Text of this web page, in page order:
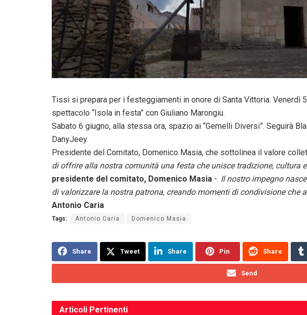
Tissi si prepara per i festeggiamenti in onore di Santa Vittoria. Venerdì
spettacolo “Isola in festa” con Giuliano Marongiu.
Sabato 6 giugno, alla stessa ora, spazio ai “Gemelli Diversi”. Seguirà
DanyJeey.
Presidente del Comitato, Domenico Masia, che sottolinea il valore
di offrire alla nostra comunità una festa che unisce tradizione, cultura
presidente del comitato, Domenico Masia -. Il nostro impegno
di valorizzare la nostra patrona, creando momenti di condivisione che
Antonio Caria
Tags: Antonio Caria Domenico Masia
Share Tweet Share Pin Share
Send
Articoli Pertinenti